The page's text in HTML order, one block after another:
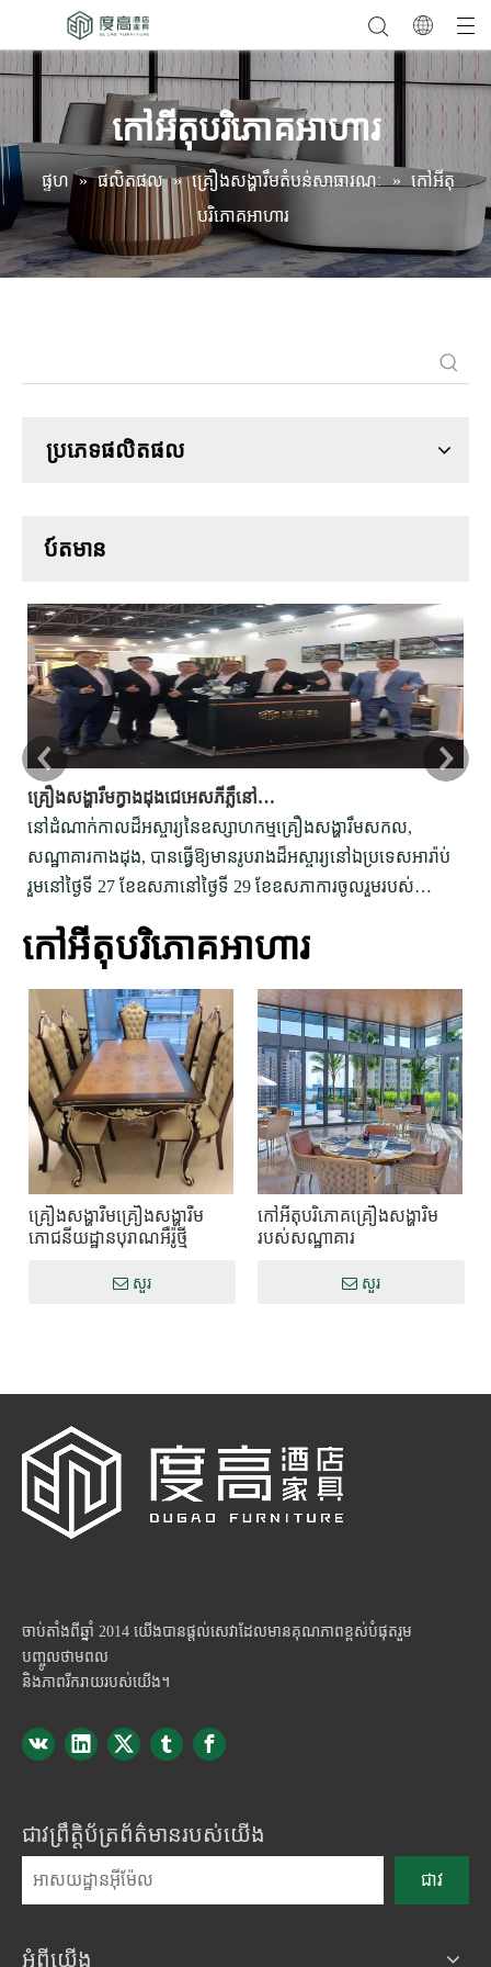
កៅអីតុបរិភោគអាហារ
ផ្ទហ » ផលិតផល » គ្រឿងសង្ហារឹមតំបន់សាធារណៈ » កៅអីតុ
បរិភោគអាហារ
ប្រភេទផលិតផល
ប៍តមាន
គ្រឿងសង្ហារឹមក្វាងដុងជេអេសភីភ្លឺនៅឯពិព័រណ៍គ្រឿងសង្ហារឹមអន្តរជាតិឌូបៃ
នៅដំណាក់កាលដ៏អស្ចារ្យនៃឧស្សាហកម្មគ្រឿងសង្ហារឹមសកល,
សណ្ឋាគារកាងដុង, បានធ្វើឱ្យមានរូបរាងដ៏អស្ចារ្យនៅឯប្រទេសអារ៉ាប់
រួមនៅថ្ងៃទី 27 ខែឧសភានៅថ្ងៃទី 29 ខែឧសភាការចូលរួមរបស់
គួរឱ្យកត់សម្គាល់។
កៅអីតុបរិភោគអាហារ
គ្រឿងសង្ហារឹមគ្រឿងសង្ហារឹម
ភោជនីយដ្ឋានបុរាណអឺរ៉ូថ្មី
សួរ
កៅអីតុបរិភោគគ្រឿងសង្ហារិម
របស់សណ្ឋាគារ
សួរ
ចាប់តាំងពីឆ្នាំ 2014 យើងបានផ្តល់សេវាដែលមានគុណភាពខ្ពស់បំផុតរួម
បញ្ចូលថាមពល
និងភាពរីករាយរបស់យើង។
ជាវព្រឹត្តិប័ត្រព័ត៌មានរបស់យើង
ជាវ
អំពីយើង